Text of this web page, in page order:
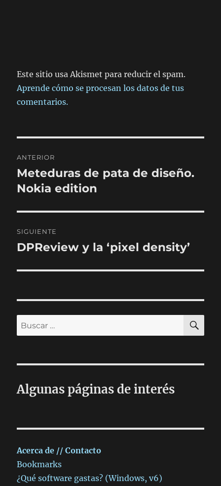
Este sitio usa Akismet para reducir el spam.
Aprende cómo se procesan los datos de tus
comentarios.
de
entradas
ANTERIOR
Entrada
anterior:
Meteduras de pata de diseño.
Nokia edition
SIGUIENTE
Entrada
DPReview y la ‘pixel density’
Buscar
por:
Algunas páginas de interés
Acerca de // Contacto
Bookmarks
¿Qué software gastas? (Windows, v6)